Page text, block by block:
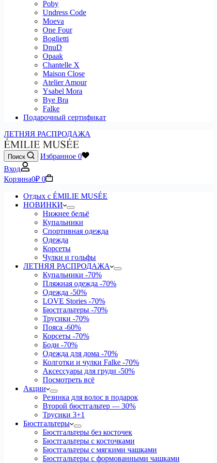
Poby
Undress Code
Moeva
One Four
Boglietti
DnuD
Opaak
Chantelle X
Maison Close
Atelier Amour
Ysabel Mora
Bye Bra
Falke
Подарочный сертификат
ЛЕТНЯЯ РАСПРОДАЖА
Поиск Избранное 0
Вход
Корзина0₽ 0
Отдых с ÉMILIE MUSÉE
НОВИНКИ
Нижнее бельё
Купальники
Спортивная одежда
Одежда
Корсеты
Чулки и гольфы
ЛЕТНЯЯ РАСПРОДАЖА
Купальники -70%
Пляжная одежда -70%
Одежда -50%
LOVE Stories -70%
Бюстгальтеры -70%
Трусики -70%
Пояса -60%
Корсеты -70%
Боди -70%
Одежда для дома -70%
Колготки и чулки Falke -70%
Аксессуары для груди -50%
Посмотреть всё
Акции
Резинка для волос в подарок
Второй бюстгальтер — 30%
Трусики 3+1
Бюстгальтеры
Бюстгальтеры без косточек
Бюстгальтеры с косточками
Бюстгальтеры с мягкими чашками
Бюстгальтеры с формованными чашками